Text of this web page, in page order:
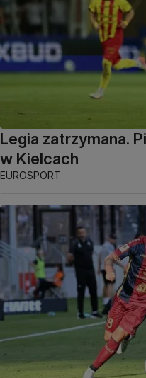
Legia zatrzymana.
w Kielcach
EUROSPORT